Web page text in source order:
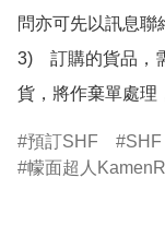
問亦可先以訊息
3)　訂購的貨品，
貨，將作棄單處理
預訂SHF SHF
幪面超人